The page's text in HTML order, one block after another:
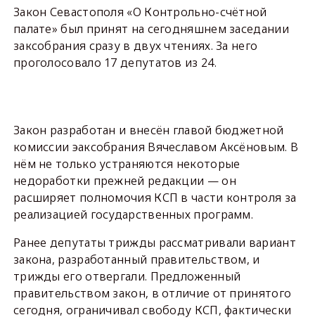
Закон Севастополя «О Контрольно-счётной
палате» был принят на сегодняшнем заседании
заксобрания сразу в двух чтениях. За него
проголосовало 17 депутатов из 24.
Закон разработан и внесён главой бюджетной
комиссии эаксобрания Вячеславом Аксёновым. В
нём не только устраняются некоторые
недоработки прежней редакции — он
расширяет полномочия КСП в части контроля за
реализацией государственных программ.
Ранее депутаты трижды рассматривали вариант
закона, разработанный правительством, и
трижды его отвергали. Предложенный
правительством закон, в отличие от принятого
сегодня, ограничивал свободу КСП, фактически